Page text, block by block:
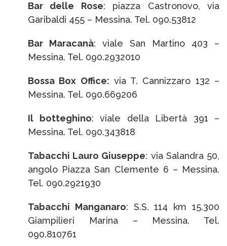
Bar delle Rose: piazza Castronovo, via
Garibaldi 455 – Messina. Tel. 090.53812
Bar Maracanà: viale San Martino 403 –
Messina. Tel. 090.2932010
Bossa Box Office: via T. Cannizzaro 132 –
Messina. Tel. 090.669206
Il botteghino: viale della Libertà 391 –
Messina. Tel. 090.343818
Tabacchi Lauro Giuseppe: via Salandra 50,
angolo Piazza San Clemente 6 – Messina.
Tel. 090.2921930
Tabacchi Manganaro: S.S. 114 km 15.300
Giampilieri Marina – Messina. Tel.
090.810761